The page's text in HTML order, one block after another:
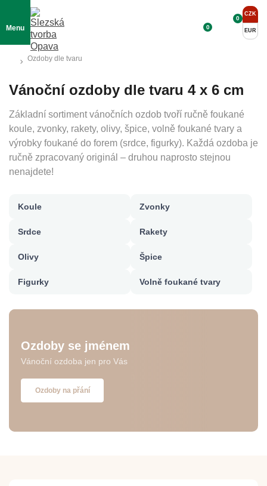
Menu 0
CZK
EUR
0
Ozdoby dle tvaru
Vánoční ozdoby dle tvaru 4 x 6 cm
Základní sortiment vánočních ozdob tvoří ručně foukané
koule, zvonky, rakety, olivy, špice, volně foukané tvary a
výrobky foukané do forem (srdce, figurky). Každá ozdoba je
ručně zpracovaný originál – druhou naprosto stejnou
nenajdete!
Koule Zvonky
Srdce Rakety
Olivy Špice
Figurky Volně foukané tvary
Ozdoby se jménem
Vánoční ozdoba jen pro Vás
Ozdoby na přání